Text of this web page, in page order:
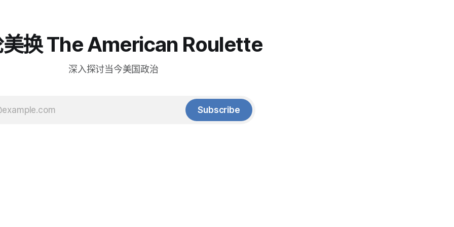
换 The American Roulette
深入探讨当今美国政治
Subscribe